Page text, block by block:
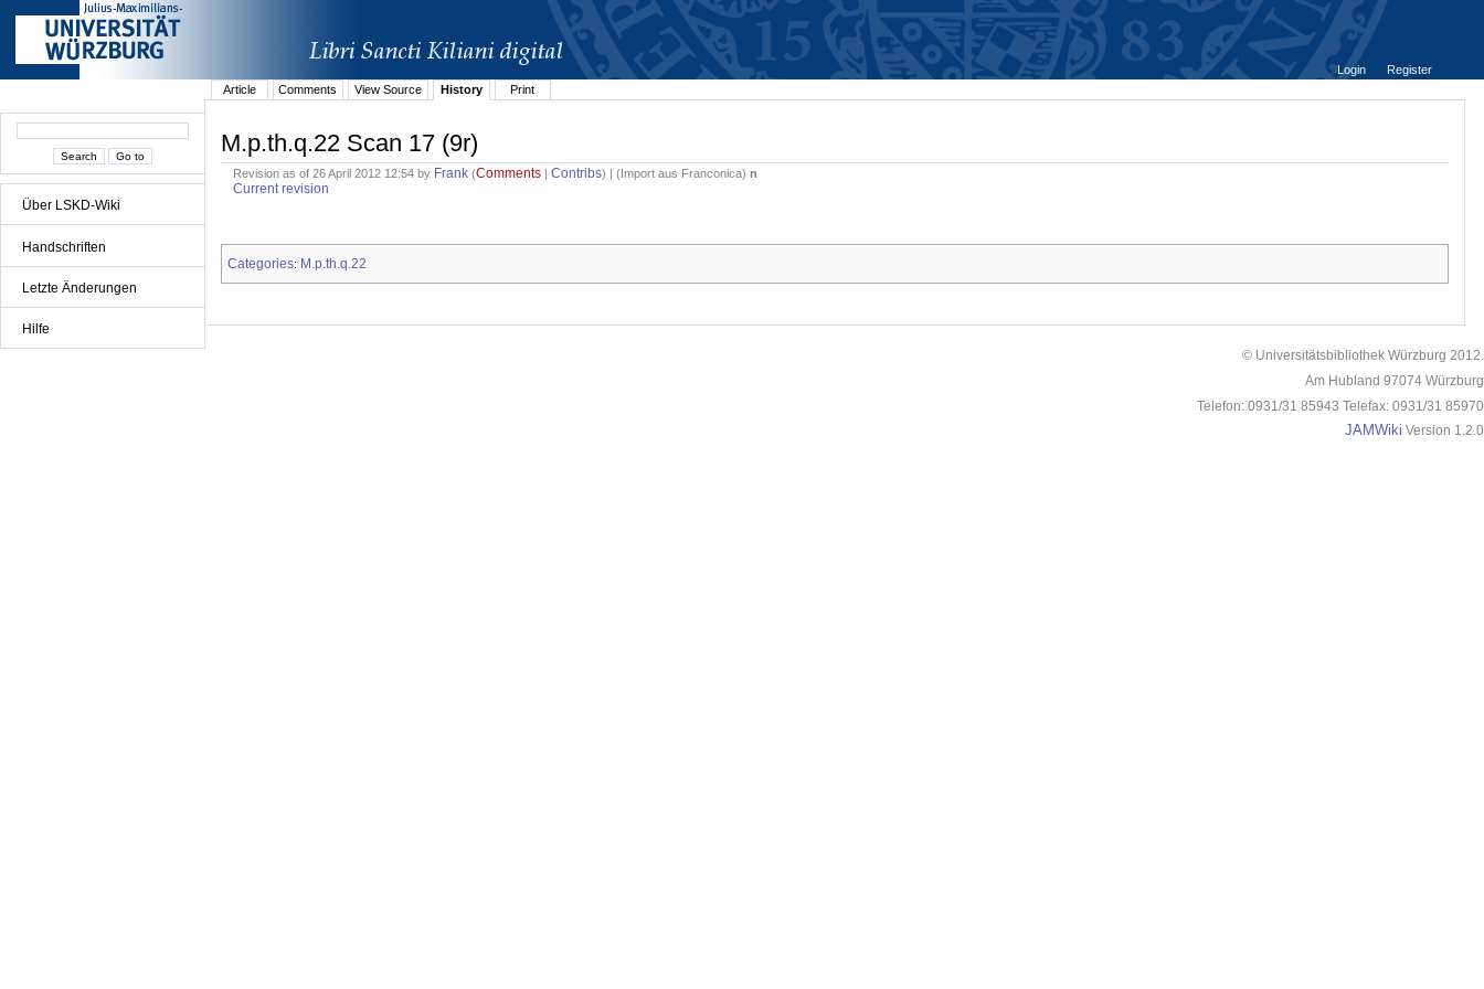
Über LSKD-Wiki
Handschriften
Letzte Änderungen
Hilfe
Login
Register
Article
Comments View Source History Print
M.p.th.q.22 Scan 17 (9r)
Revision as of 26 April 2012 12:54 by Frank (Comments |Contribs) | ( Import aus Franconica)n
Current revision
Categories: M.p.th.q.22
© Universitätsbibliothek Würzburg 2012.
Am Hubland 97074 Würzburg
Telefon: 0931/31 85943 Telefax: 0931/31 85970
JAMWiki Version 1.2.0